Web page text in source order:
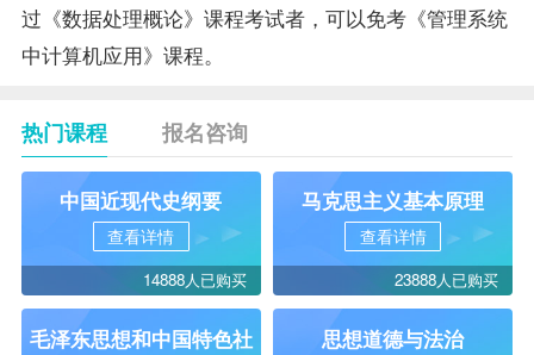
过《数据处理概论》课程考试者，可以免考《管理系统
中计算机应用》课程。
热门课程 报名咨询
中国近现代史纲要
查看详情
14888人已购买
马克思主义基本原理
查看详情
23888人已购买
毛泽东思想和中国特色社
思想道德与法治